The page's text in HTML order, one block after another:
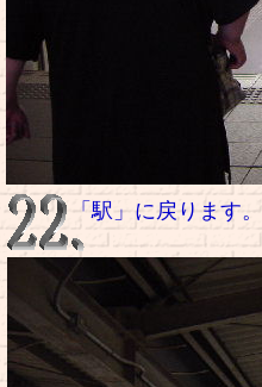
「駅」に戻ります。